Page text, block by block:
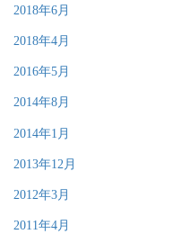
2018年6月
2018年4月
2016年5月
2014年8月
2014年1月
2013年12月
2012年3月
2011年4月